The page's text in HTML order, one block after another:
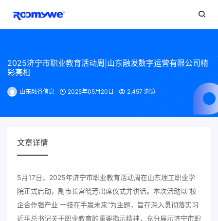
2025济宁市职业教育活动周|山东融发数字运营有限公司精
彩亮相
山东融谷信息 2025年05月20日 2,457 浏览
文章详情
5月17日，2025年济宁市职业教育活动周在山东理工职业学
院正式启动，副市长宫晓芳出席仪式并讲话。本次活动以“校
企合作强产业 一技在手赢未来”为主题，旨在深入贯彻落实习
近平总书记关于职业教育的重要指示精神，充分展示济宁市职